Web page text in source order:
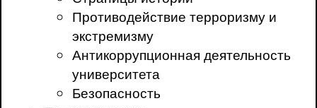
Противодействие терроризму и
экстремизму
Антикоррупционная деятельность
университета
Безопасность